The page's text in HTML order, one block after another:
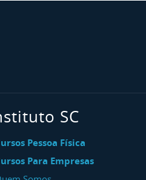
SC
Pessoa Física
Para Empresas